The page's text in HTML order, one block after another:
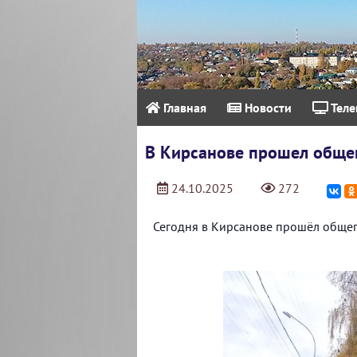
Главная Новости
В Кирсанове прошел
24.10.2025 272
Сегодня в Кирсанове прошёл